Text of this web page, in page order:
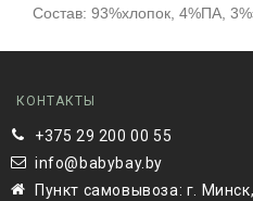
Состав: 93%хлопок, 4%ПА,
КОНТАКТЫ
+375 29 200 00 55
info@babybay.by
Пункт самовывоза: г.